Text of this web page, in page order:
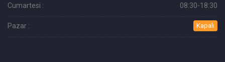
Cumartesi : 08:30-18:30
Pazar : Kapalı